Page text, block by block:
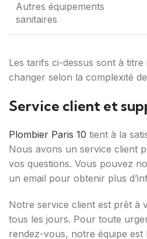
Autres équipements
sanitaires
Les tarifs ci-dessus sont à
changer selon la complexité de
Service client et
Plombier Paris 10 tient à la
Nous avons un service client
vos questions. Vous pouvez
un email pour obtenir plus
Notre service client est prêt à
tous les jours. Pour toute
rendez-vous, notre équipe est